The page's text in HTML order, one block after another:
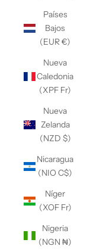
Países
Bajos
(EUR €)
Nueva
Caledonia
(XPF Fr)
Nueva
Zelanda
(NZD $)
Nicaragua
(NIO C$)
Níger
(XOF Fr)
Nigeria
(NGN ₦)